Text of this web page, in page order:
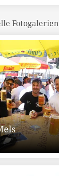
Fotogalerien